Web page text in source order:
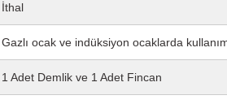
İthal
Gazlı ocak ve indüksiyon ocaklarda
1 Adet Demlik ve 1 Adet Fincan